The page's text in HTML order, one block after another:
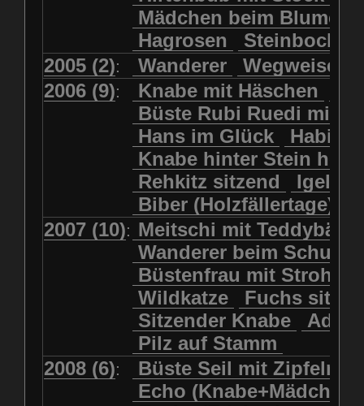
Mädchen in Regenjacke und
Mädchen mit Regenmolch
Mädchen mit Schmetterling
Mätti Grossmann-Michel
Meitschi (Rundweg)
Meitschi mit Teddybär
Pilzfraueli Risetenmandli
Sitzender Knabe Tengeler
Wanderer
Wanderer beim Schuhbinden
Wegweiser Wilde Hilde
Wildhüter Wurzelkind
Luchs sitzend Murmeltier
Murmeltiere Rehbockkopf
Rehkitz Rehkitz sitzend
Salamader Schmetterling
Schmetterlinge Schnecke
Schwarznasenschaf
Schwarznasenschaf mit Kalb
Steinbock
Steinbock Steinmarder
Uhu Uhu mit Jungen
Waschbär Wildkatze
Wolf Ziegenkopf
Mädchen beim
Hagrosen
Steinbock
2005 (2): Wanderer
Wegweiser
2006 (9): Knabe mit Häschen
Büste Rubi Ruedi mit
Hans im Glück
Knabe hinter Stein
Rehkitz sitzend
Igel
Biber (Holzfällertage)
2007 (10): Meitschi mit Teddybär
Wanderer beim
Büstenfrau mit Strohut
Wildkatze
Fuchs
Sitzender Knabe
Adler
Pilz auf Stamm
2008 (6):
Büste Seil mit
Echo